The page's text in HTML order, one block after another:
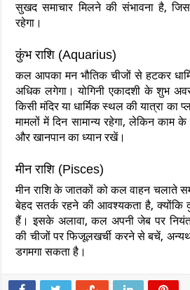
सुखद समाचार मिलने की संभावना है,
रहेगा।
कुंभ राशि (Aquarius)
कल आपका मन भौतिक चीजों से हटकर
अधिक लगेगा। योगिनी एकादशी के शुभ
किसी मंदिर या धार्मिक स्थल की यात्रा का
मामलों में दिन सामान्य रहेगा, लेकिन काम
और खानपान का ध्यान रखें।
मीन राशि (Pisces)
मीन राशि के जातकों को कल वाहन
बेहद सतर्क रहने की आवश्यकता है, क्योंकि
हैं। इसके अलावा, कल अपनी जेब पर
की चीजों पर फिजूलखर्ची करने से बचें,
डगमगा सकता है।